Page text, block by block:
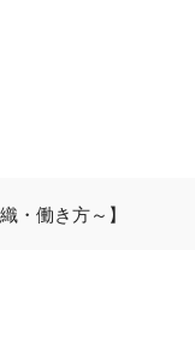
・働き方～】